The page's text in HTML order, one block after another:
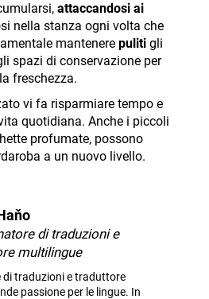
attaccandosi ai
nella stanza ogni volta che
mantenere puliti gli
spazi di conservazione per
freschezza.
vi fa risparmiare tempo e
quotidiana. Anche i piccoli
profumate, possono
a un nuovo livello.
di traduzioni e
multilingue
di traduzioni e traduttore
passione per le lingue. In